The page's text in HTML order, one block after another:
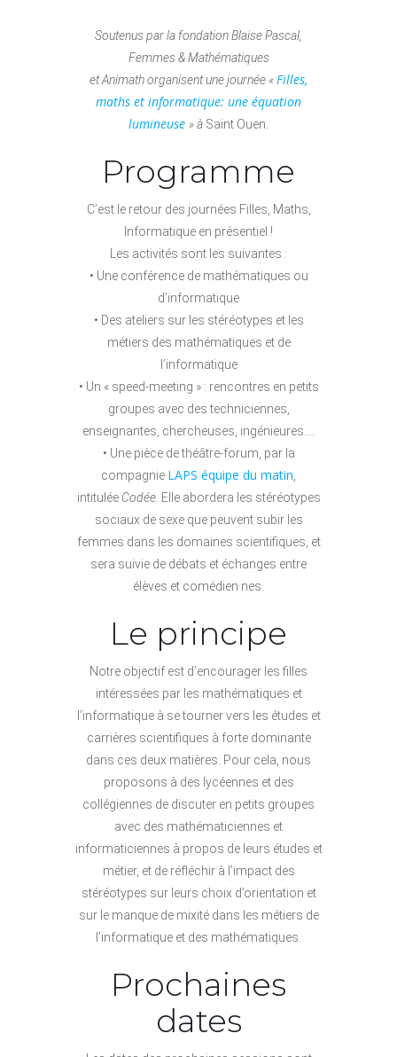
Soutenus par la fondation Blaise Pascal,
Femmes & Mathématiques
et Animathorganisent une journée «Filles,
maths et informatique: une équation
lumineuse » à Saint Ouen.
Programme
C’est le retour des journées Filles, Maths,
Informatique en présentiel !
Les activités sont les suivantes :
• Une conférence de mathématiques ou
d’informatique
• Des ateliers sur les stéréotypes et les
métiers des mathématiques et de
l’informatique
• Un « speed-meeting » : rencontres en petits
groupes avec des techniciennes,
enseignantes, chercheuses, ingénieures….
• Une pièce de théâtre-forum, par la
compagnie LAPS équipe du matin
intitulée Codée. Elle abordera les stéréotypes
sociaux de sexe que peuvent subir les
femmes dans les domaines scientifiques, et
sera suivie de débats et échanges entre
élèves et comédien·nes.
Le principe
Notre objectif est d’encourager les filles
intéressées par les mathématiques et
l’informatique à se tourner vers les études et
carrières scientifiques à forte dominante
dans ces deux matières. Pour cela, nous
proposons à des lycéennes et des
collégiennes de discuter en petits groupes
avec des mathématiciennes et
informaticiennes à propos de leurs études et
métier, et de réfléchir à l’impact des
stéréotypes sur leurs choix d’orientation et
sur le manque de mixité dans les métiers de
l’informatique et des mathématiques.
Prochaines
dates